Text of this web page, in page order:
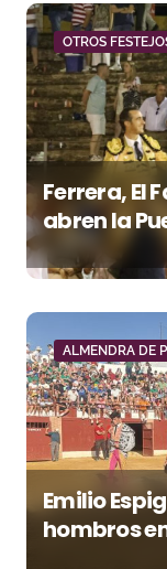
OTROS
Ferrera, El
abren la
una tarde
ALMENDRA DE
Emilio
hombros